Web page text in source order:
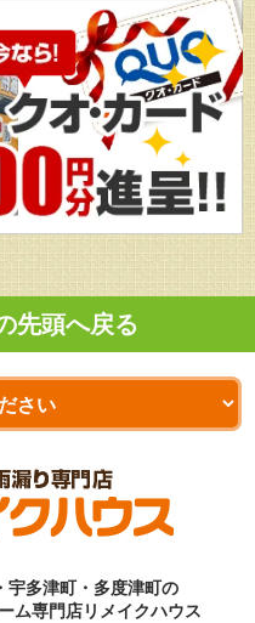
先頭へ戻る
宇多津町・多度津町の
ム専門店リメイクハウス